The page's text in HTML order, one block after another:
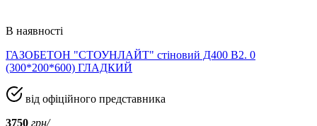
В наявності
ГАЗОБЕТОН "СТОУНЛАЙТ" стіновий Д400 В2. 0
(300*200*600) ГЛАДКИЙ
від офіційного представника
3750 грн/